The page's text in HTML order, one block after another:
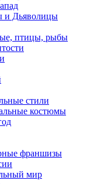
и Дьяволицы
птицы, рыбы
стили
костюмы
франшизы
мир